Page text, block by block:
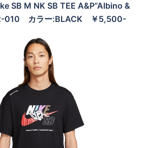
SB M NK SB TEE A&P”Albino &
010 カラー:BLACK ￥5,500-